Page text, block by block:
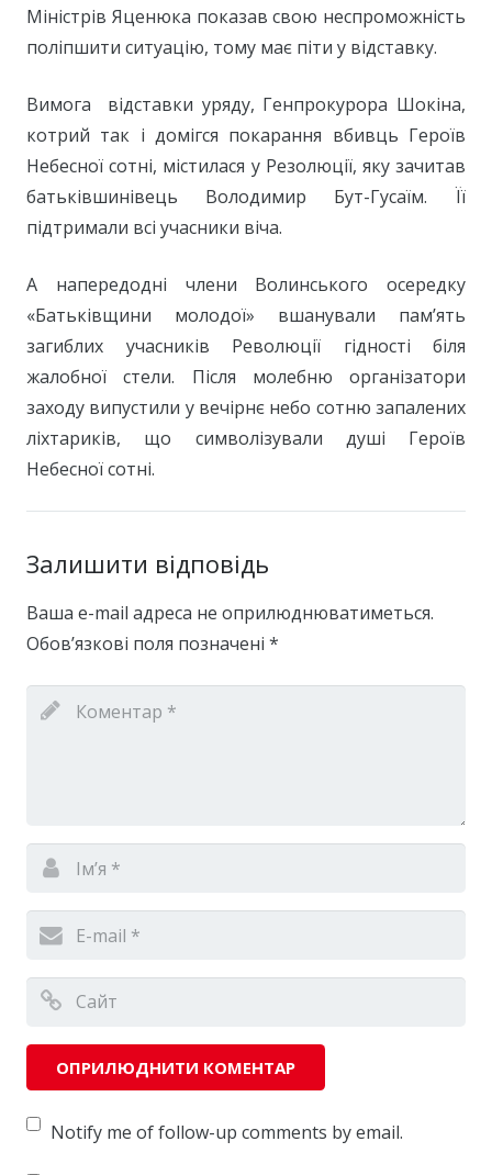
Міністрів Яценюка показав свою неспроможність
поліпшити ситуацію, тому має піти у відставку.
Вимога відставки уряду, Генпрокурора Шокіна,
котрий так і домігся покарання вбивць Героїв
Небесної сотні, містилася у Резолюції, яку зачитав
батьківшинівець Володимир Бут-Гусаїм. Її
підтримали всі учасники віча.
А напередодні члени Волинського осередку
«Батьківщини молодої» вшанували пам’ять
загиблих учасників Революції гідності біля
жалобної стели. Після молебню організатори
заходу випустили у вечірнє небо сотню запалених
ліхтариків, що символізували душі Героїв
Небесної сотні.
Залишити відповідь
Ваша e-mail адреса не оприлюднюватиметься.
Обов’язкові поля позначені *
Notify me of follow-up comments by email.